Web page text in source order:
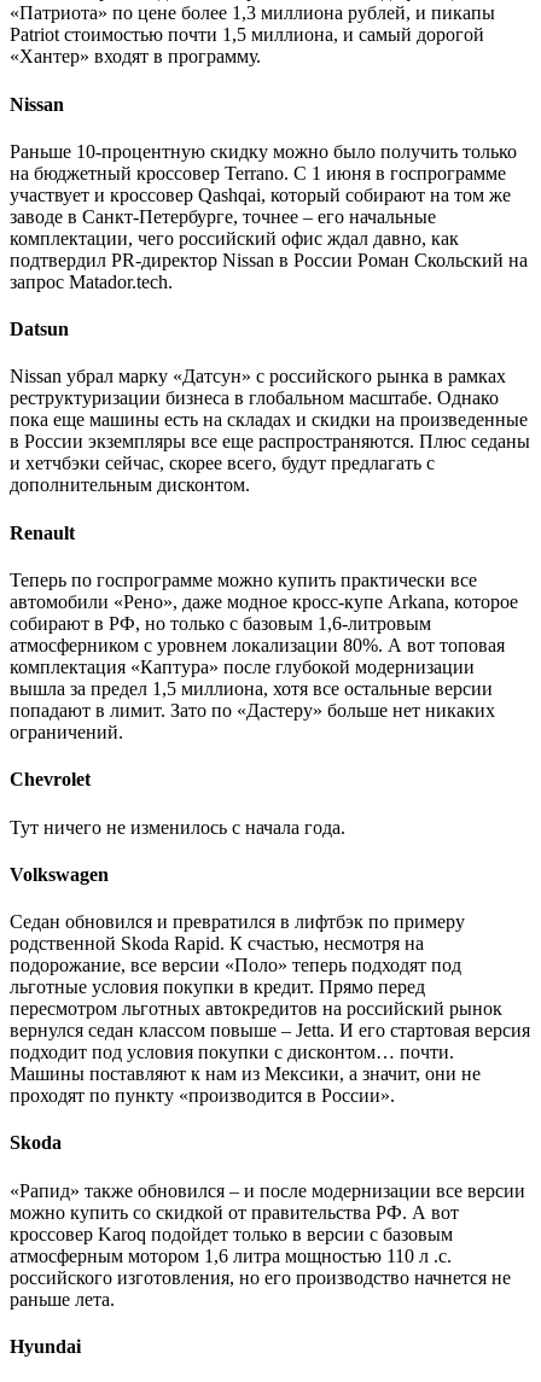
«Патриота» по цене более 1,3 миллиона рублей, и пикапы
Patriot стоимостью почти 1,5 миллиона, и самый дорогой
«Хантер» входят в программу.
Nissan
Раньше 10-процентную скидку можно было получить только
на бюджетный кроссовер Terrano. С 1 июня в госпрограмме
участвует и кроссовер Qashqai, который собирают на том же
заводе в Санкт-Петербурге, точнее – его начальные
комплектации, чего российский офис ждал давно, как
подтвердил PR-директор Nissan в России Роман Скольский на
запрос Matador.tech.
Datsun
Nissan убрал марку «Датсун» с российского рынка в рамках
реструктуризации бизнеса в глобальном масштабе. Однако
пока еще машины есть на складах и скидки на произведенные
в России экземпляры все еще распространяются. Плюс седаны
и хетчбэки сейчас, скорее всего, будут предлагать с
дополнительным дисконтом.
Renault
Теперь по госпрограмме можно купить практически все
автомобили «Рено», даже модное кросс-купе Arkana, которое
собирают в РФ, но только с базовым 1,6-литровым
атмосферником с уровнем локализации 80%. А вот топовая
комплектация «Каптура» после глубокой модернизации
вышла за предел 1,5 миллиона, хотя все остальные версии
попадают в лимит. Зато по «Дастеру» больше нет никаких
ограничений.
Chevrolet
Тут ничего не изменилось с начала года.
Volkswagen
Седан обновился и превратился в лифтбэк по примеру
родственной Skoda Rapid. К счастью, несмотря на
подорожание, все версии «Поло» теперь подходят под
льготные условия покупки в кредит. Прямо перед
пересмотром льготных автокредитов на российский рынок
вернулся седан классом повыше – Jetta. И его стартовая версия
подходит под условия покупки с дисконтом… почти.
Машины поставляют к нам из Мексики, а значит, они не
проходят по пункту «производится в России».
Skoda
«Рапид» также обновился – и после модернизации все версии
можно купить со скидкой от правительства РФ. А вот
кроссовер Karoq подойдет только в версии с базовым
атмосферным мотором 1,6 литра мощностью 110 л .с.
российского изготовления, но его производство начнется не
раньше лета.
Hyundai